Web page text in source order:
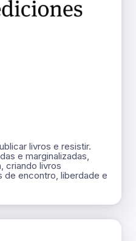
livros e resistir.
e marginalizadas,
criando livros
encontro, liberdade e